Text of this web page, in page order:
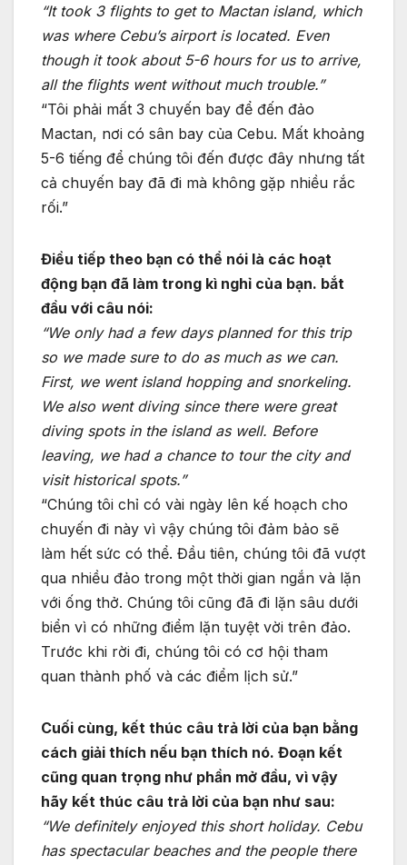
“It took 3 flights to get to Mactan island, which
was where Cebu’s airport is located. Even
though it took about 5-6 hours for us to arrive,
all the flights went without much trouble.”
“Tôi phải mất 3 chuyến bay để đến đảo
Mactan, nơi có sân bay của Cebu. Mất khoảng
5-6 tiếng để chúng tôi đến được đây nhưng tất
cả chuyến bay đã đi mà không gặp nhiều rắc
rối.”
Điều tiếp theo bạn có thể nói là các hoạt
động bạn đã làm trong kì nghỉ của bạn. bắt
đầu với câu nói:
“We only had a few days planned for this trip
so we made sure to do as much as we can.
First, we went island hopping and snorkeling.
We also went diving since there were great
diving spots in the island as well. Before
leaving, we had a chance to tour the city and
visit historical spots.”
“Chúng tôi chỉ có vài ngày lên kế hoạch cho
chuyến đi này vì vậy chúng tôi đảm bảo sẽ
làm hết sức có thể. Đầu tiên, chúng tôi đã vượt
qua nhiều đảo trong một thời gian ngắn và lặn
với ống thở. Chúng tôi cũng đã đi lặn sâu dưới
biển vì có những điểm lặn tuyệt vời trên đảo.
Trước khi rời đi, chúng tôi có cơ hội tham
quan thành phố và các điểm lịch sử.”
Cuối cùng, kết thúc câu trả lời của bạn bằng
cách giải thích nếu bạn thích nó. Đoạn kết
cũng quan trọng như phần mở đầu, vì vậy
hãy kết thúc câu trả lời của bạn như sau:
“We definitely enjoyed this short holiday. Cebu
has spectacular beaches and the people there